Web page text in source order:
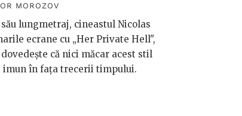
MOROZOV
lungmetraj, cineastul Nicolas
ecrane cu „Her Private Hell",
că nici măcar acest stil
imun în fața trecerii timpului.